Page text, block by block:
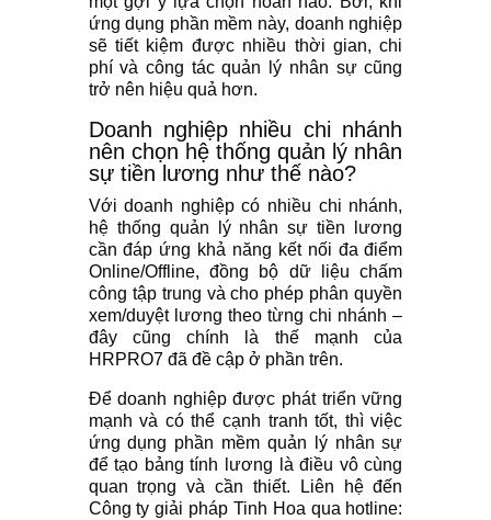
ứng dụng phần mềm này, doanh nghiệp
sẽ tiết kiệm được nhiều thời gian, chi
phí và công tác quản lý nhân sự cũng
trở nên hiệu quả hơn.
Doanh nghiệp nhiều chi nhánh
nên chọn hệ thống quản lý nhân
sự tiền lương như thế nào?
Với doanh nghiệp có nhiều chi nhánh,
hệ thống quản lý nhân sự tiền lương
cần đáp ứng khả năng kết nối đa điểm
Online/Offline, đồng bộ dữ liệu chấm
công tập trung và cho phép phân quyền
xem/duyệt lương theo từng chi nhánh –
đây cũng chính là thế mạnh của
HRPRO7 đã đề cập ở phần trên.
Để doanh nghiệp được phát triển vững
mạnh và có thể cạnh tranh tốt, thì việc
ứng dụng phần mềm quản lý nhân sự
để tạo bảng tính lương là điều vô cùng
quan trọng và cần thiết. Liên hệ đến
Công ty giải pháp Tinh Hoa qua hotline: